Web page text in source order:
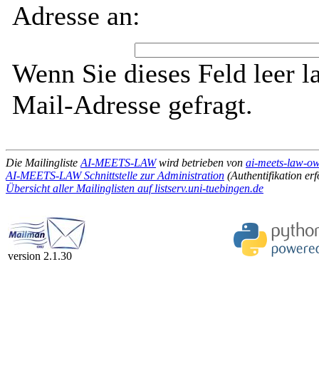
Adresse an:
Wenn Sie dieses Feld leer
Mail-Adresse gefragt.
Die Mailingliste AI-MEETS-LAWwird betrieben von ai-meets-law-
AI-MEETS-LAW Schnittstelle zur Administration (Authentifikation
Übersicht aller Mailinglisten auf listserv.uni-tuebingen.de
version 2.1.30